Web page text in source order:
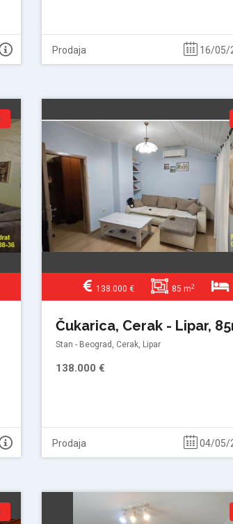
Prodaja 16/05/
138.000 € 85 m2
Čukarica, Cerak - Lipar,
Stan - Beograd, Cerak, Lipar
138.000 €
Prodaja 04/05/